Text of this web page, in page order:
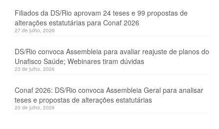
Filiados da DS/Rio aprovam 24 teses e 99 propostas de
alterações estatutárias para Conaf 2026
27 de julho, 2026
DS/Rio convoca Assembleia para avaliar reajuste de planos do
Unafisco Saúde; Webinares tiram dúvidas
23 de julho, 2026
Conaf 2026: DS/Rio convoca Assembleia Geral para analisar
teses e propostas de alterações estatutárias
20 de julho, 2026